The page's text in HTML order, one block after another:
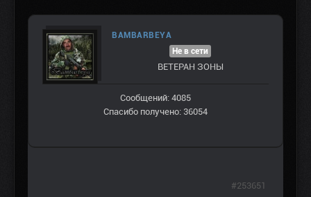
BAMBARBEYA
Не в сети
ВЕТЕРАН ЗOНЫ
Сообщений: 4085
Спасибо получено: 36054
#253651